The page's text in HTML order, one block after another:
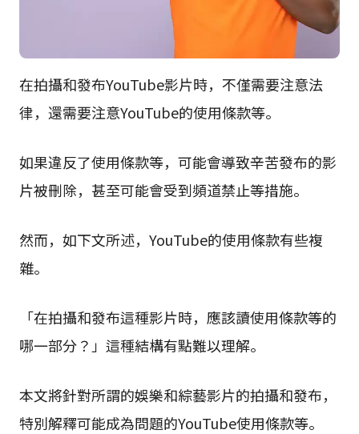
在拍攝和發布YouTube影片時，不僅需要注意法
律，還需要注意YouTube的使用條款等。
如果違反了使用條款等，可能會導致辛苦發布的影
片被刪除，甚至可能會受到頻道禁止等措施。
然而，如下文所述，YouTube的使用條款有些複
雜。
「在拍攝和發布這種影片時，應該讀使用條款等的
哪一部分？」這種結構有點難以理解。
本文將針對所謂的娛樂和綜藝影片的拍攝和發布，
特別解釋可能成為問題的YouTube使用條款等。